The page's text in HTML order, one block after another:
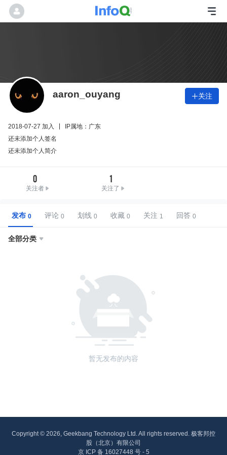
aaron_ouyang 关注
2018-07-27 加入
IP属地：广东
还未添加个人签名
还未添加个人简介
0
关注者
1
关注了
发布 评论 划线 收藏 关注 回答
全部分类 
暂无发布的内容
Copyright © 2026, Geekbang Technology Ltd. All rights reserved. 极客邦控
股（北京）有限公司
京 ICP 备 16027448 号 - 5